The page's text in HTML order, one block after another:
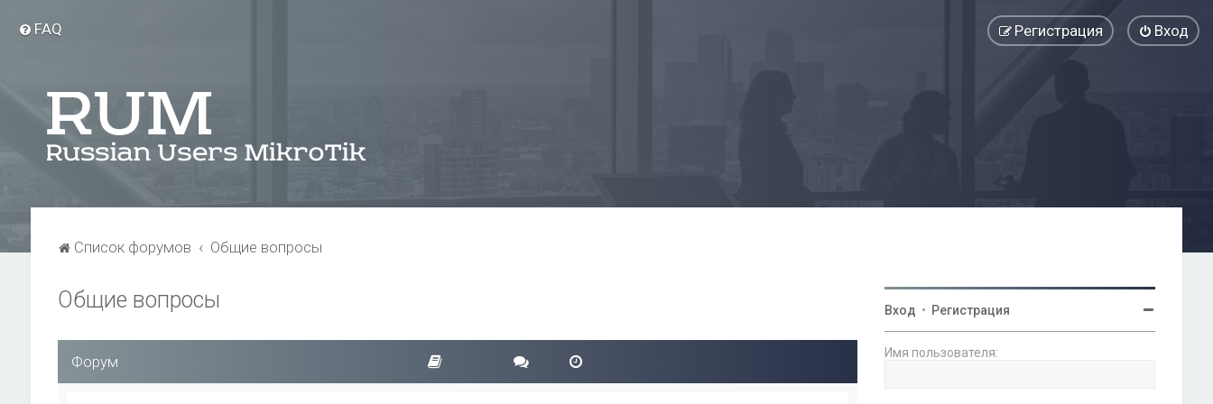
FAQ Вход
Регистрация
Список форумов Общие вопросы
Общие вопросы
Форум
Вход • Регистрация
Имя пользователя: